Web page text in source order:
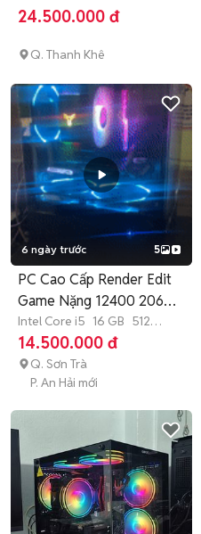
GB SSD
24.500.000 đ
Q. Thanh Khê
6 ngày trước 5
PC Cao Cấp Render Edit
Game Nặng 12400 2060
ssd512
Intel Core i5 16 GB 512
GB SSD
14.500.000 đ
Q. Sơn Trà
P. An Hải mới